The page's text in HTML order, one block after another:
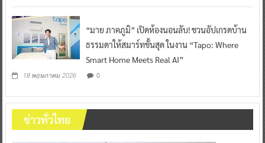
“มาย ภาคภูมิ” เปิดห้องนอนลับ! ชวนอัปเกรดบ้าน
ธรรมดาให้สมาร์ทขั้นสุด ในงาน “Tapo: Where
Smart Home Meets Real AI”
18 พฤษภาคม 2026 0
ข่าวทั่วไทย